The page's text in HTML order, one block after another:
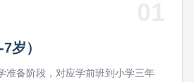
岁）
准备阶段，对应学前班到小学三年